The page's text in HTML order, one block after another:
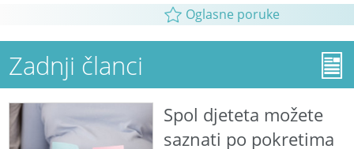
Oglasne poruke
Zadnji članci
Spol djeteta možete
saznati po pokretima